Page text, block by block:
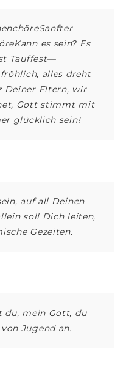
es sein? Es
Tauffest—
alles dreht
Deiner Eltern, wir
Gott stimmt mit
glücklich sein!
auf all Deinen
soll Dich leiten,
Gezeiten.
du, mein Gott, du
Jugend an.